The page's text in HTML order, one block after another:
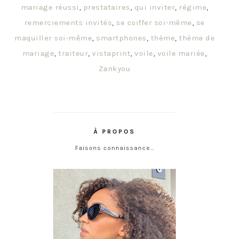
mariage réussi , prestataires, qui inviter, régime,
remerciements invités, se coiffer soi-même, se
maquiller soi-même, smartphones, thème, thème de
mariage,traiteur,vistaprint,voile, voile mariée,
Zankyou
À PROPOS
Faisons connaissance…